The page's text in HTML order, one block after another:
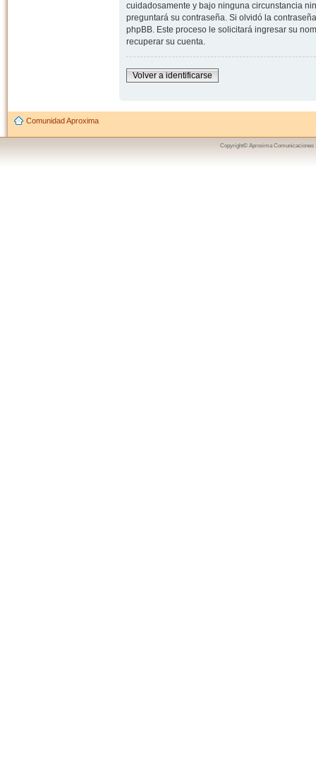
cuidadosamente y bajo ninguna circunstancia
preguntará su contraseña. Si olvidó la
phpBB. Este proceso le solicitará ingresar su
recuperar su cuenta.
Volver a identificarse
Comunidad Aproxima
Copyright© Aproxima Comunicaciones